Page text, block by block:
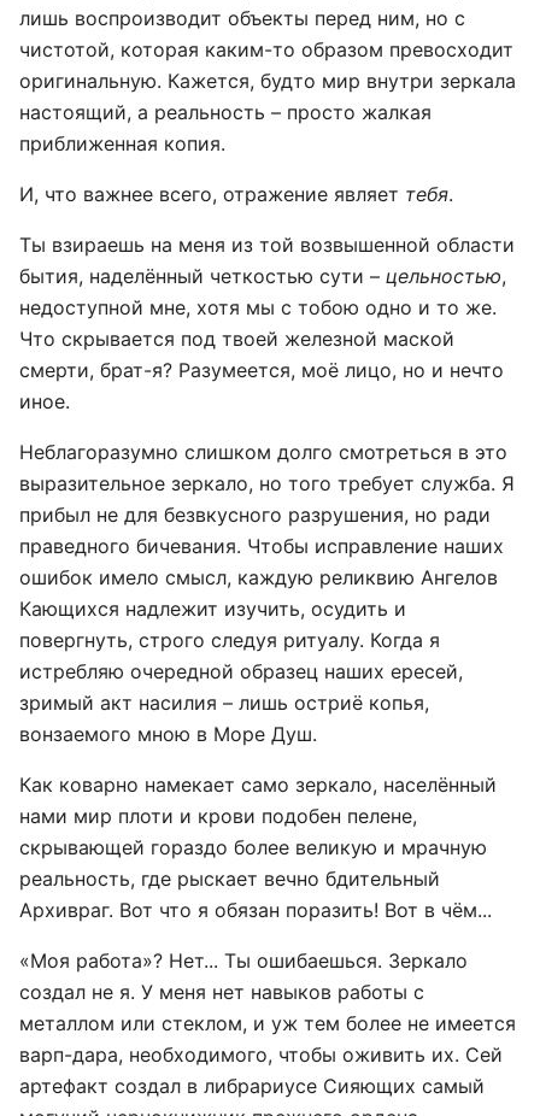
лишь воспроизводит объекты перед ним, но с
чистотой, которая каким-то образом превосходит
оригинальную. Кажется, будто мир внутри зеркала
настоящий, а реальность – просто жалкая
приближенная копия.
И, что важнее всего, отражение являет тебя.
Ты взираешь на меня из той возвышенной области
бытия, наделённый четкостью сути – цельностью,
недоступной мне, хотя мы с тобою одно и то же.
Что скрывается под твоей железной маской
смерти, брат-я? Разумеется, моё лицо, но и нечто
иное.
Неблагоразумно слишком долго смотреться в это
выразительное зеркало, но того требует служба. Я
прибыл не для безвкусного разрушения, но ради
праведного бичевания. Чтобы исправление наших
ошибок имело смысл, каждую реликвию Ангелов
Кающихся надлежит изучить, осудить и
повергнуть, строго следуя ритуалу. Когда я
истребляю очередной образец наших ересей,
зримый акт насилия – лишь остриё копья,
вонзаемого мною в Море Душ.
Как коварно намекает само зеркало, населённый
нами мир плоти и крови подобен пелене,
скрывающей гораздо более великую и мрачную
реальность, где рыскает вечно бдительный
Архивраг. Вот что я обязан поразить! Вот в чём...
«Моя работа»? Нет... Ты ошибаешься. Зеркало
создал не я. У меня нет навыков работы с
металлом или стеклом, и уж тем более не имеется
варп-дара, необходимого, чтобы оживить их. Сей
артефакт создал в либрариусе Сияющих самый